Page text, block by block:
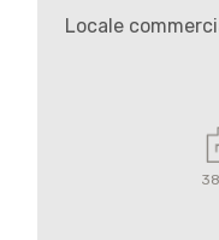
Locale